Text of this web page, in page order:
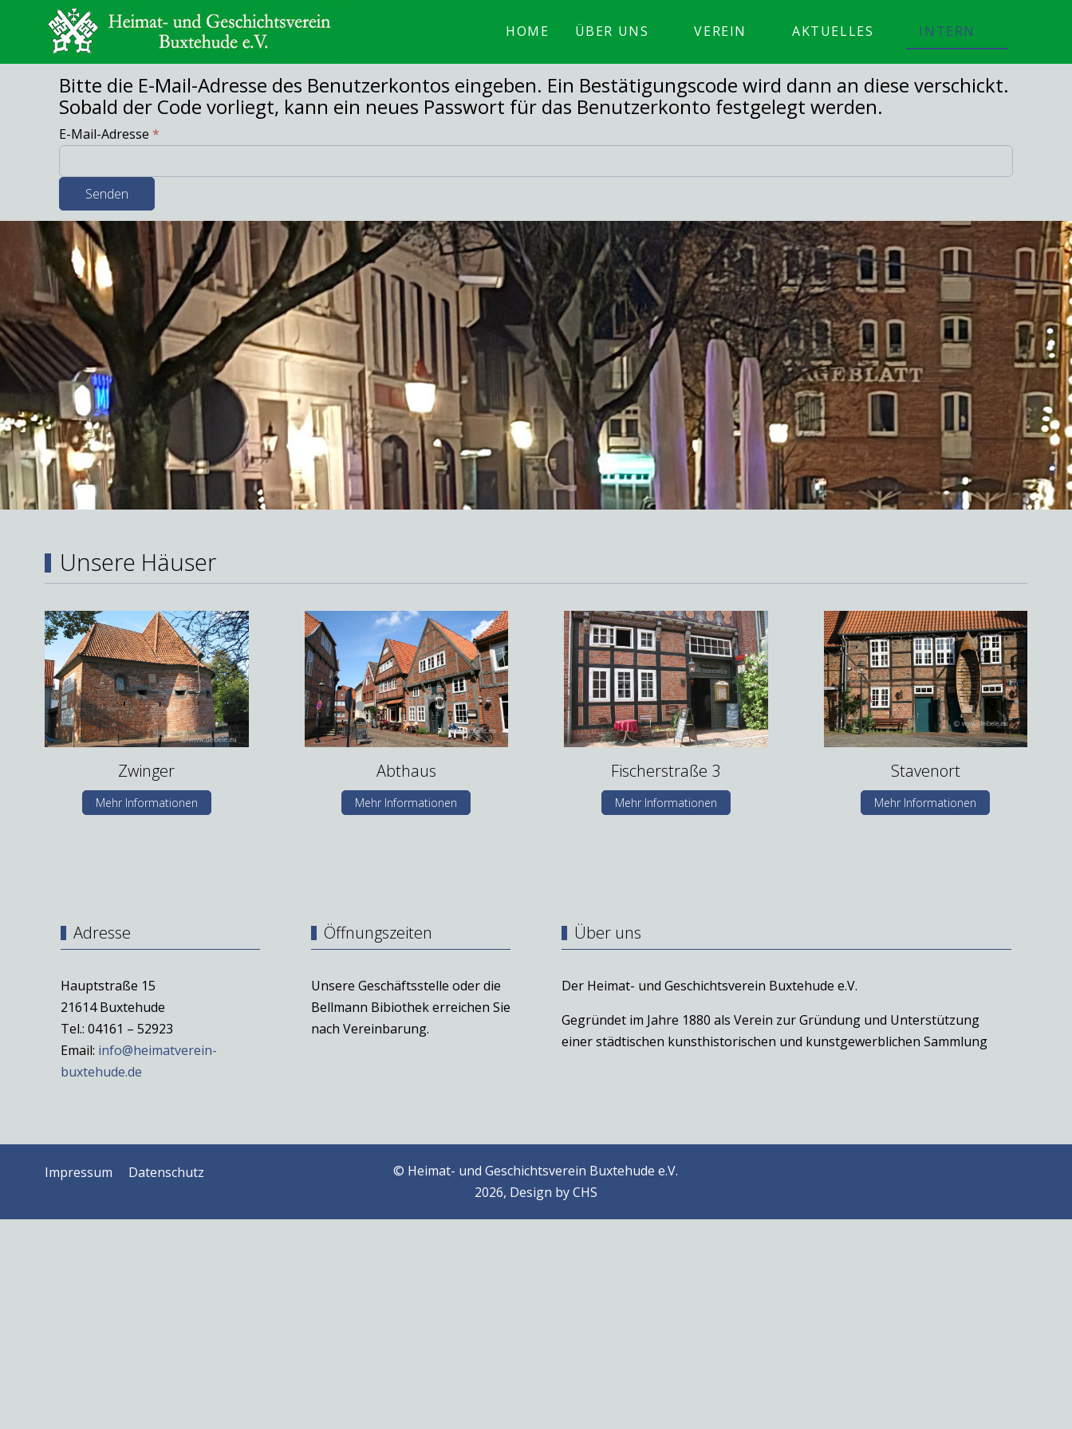
HOME ÜBER UNS VEREIN AKTUELLES INTERN
Bitte die E-Mail-Adresse des Benutzerkontos eingeben. Ein Bestätigungscode wird dann an diese verschickt.
Sobald der Code vorliegt, kann ein neues Passwort für das Benutzerkonto festgelegt werden.
E-Mail-Adresse *
Senden
Unsere Häuser
Zwinger
Mehr Informationen
Abthaus
Mehr Informationen
Fischerstraße 3
Mehr Informationen
Stavenort
Mehr Informationen
Adresse
Hauptstraße 15
21614 Buxtehude
Tel.: 04161 – 52923
Email: info@heimatverein-
buxtehude.de
Öffnungszeiten
Unsere Geschäftsstelle oder die
Bellmann Bibiothek erreichen Sie
nach Vereinbarung.
Über uns
Der Heimat- und Geschichtsverein Buxtehude e.V.
Gegründet im Jahre 1880 als Verein zur Gründung und Unterstützung
einer städtischen kunsthistorischen und kunstgewerblichen Sammlung
Impressum Datenschutz
© Heimat- und Geschichtsverein Buxtehude e.V.
2026, Design byCHS